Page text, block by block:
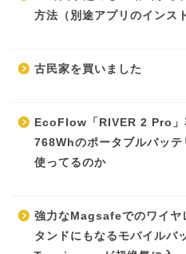
方法（別途アプリのインス
古民家を買いました
EcoFlow「RIVER 2 Pro」
768Whのポータブルバッ
使ってるのか
強力なMagsafeでのワイヤ
タンドにもなるモバイル